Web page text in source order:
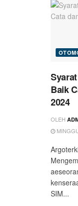
Baik
2024
OLEH
SIM...